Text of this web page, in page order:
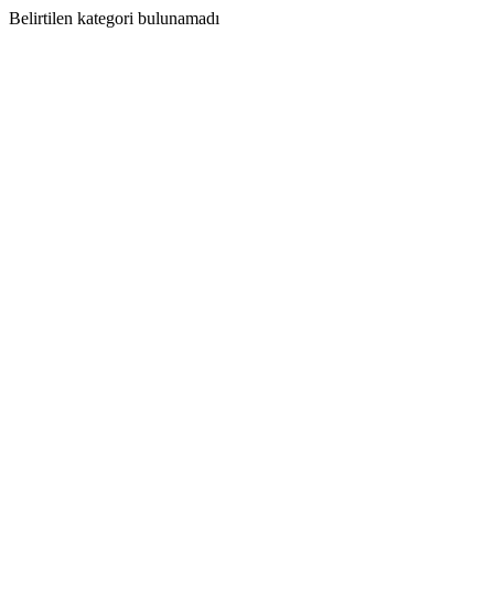
Belirtilen kategori bulunamadı